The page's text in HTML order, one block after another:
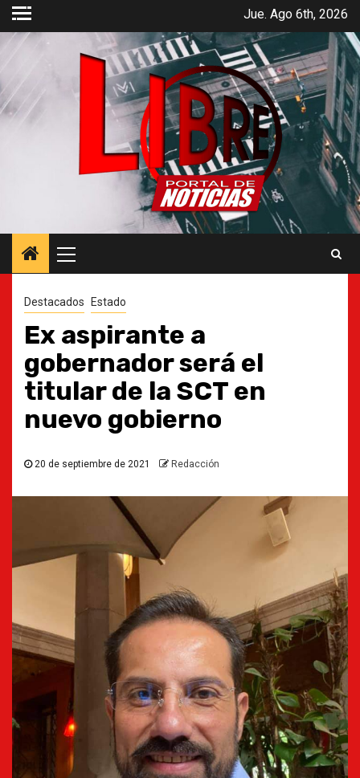
Saltar
contenido
Jue. Ago 6th, 2026
principal
Destacados Estado
Ex aspirante a
gobernador será el
titular de la SCT en
nuevo gobierno
20 de septiembre de 2021 Redacción